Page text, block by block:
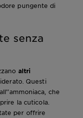
pungente di
senza
altri
Questi
che
la cuticola.
per offrire